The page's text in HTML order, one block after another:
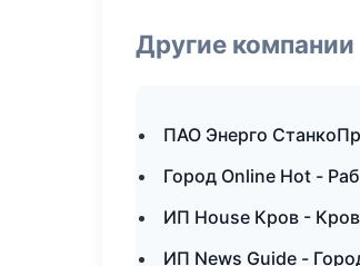
Другие компании
ПАО Энерго
Город Online Hot -
ИП House Кров -
ИП News Guide -